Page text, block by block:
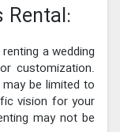
Rental:
a wedding
customization.
be limited to
vision for your
may not be